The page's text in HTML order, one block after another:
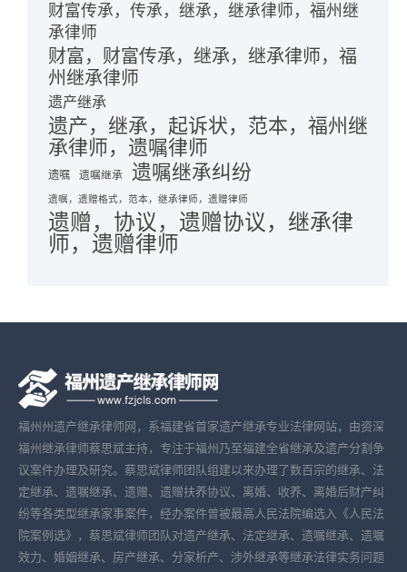
财富传承，传承，继承，继承律师，福州继
承律师
财富，财富传承，继承，继承律师，福
州继承律师
遗产继承
遗产，继承，起诉状，范本，福州继
承律师，遗嘱律师
遗嘱 遗嘱继承 遗嘱继承纠纷
遗嘱，遗赠格式，范本，继承律师，遗赠律师
遗赠，协议，遗赠协议，继承律
师，遗赠律师
福州州遗产继承律师网，系福建省首家遗产继承专业法律网站，由资深
福州继承律师蔡思斌主持，专注于福州乃至福建全省继承及遗产分割争
议案件办理及研究。蔡思斌律师团队组建以来办理了数百宗的继承、法
定继承、遗嘱继承、遗赠、遗赠扶养协议、离婚、收养、离婚后财产纠
纷等各类型继承家事案件，经办案件曾被最高人民法院编选入《人民法
院案例选》，蔡思斌律师团队对遗产继承、法定继承、遗嘱继承、遗嘱
效力、婚姻继承、房产继承、分家析产、涉外继承等继承法律实务问题